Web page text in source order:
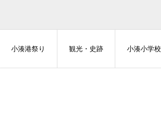
小湊港祭り 観光・史跡 小湊小学校